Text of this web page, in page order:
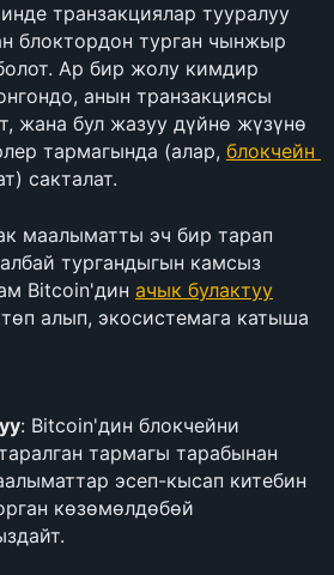
транзакциялар тууралуу
блоктордон турган чынжыр
Ар бир жолу кимдир
анын транзакциясы
жана бул жазуу дүйнө жүзүнө
тармагында (алар, блокчейн
сакталат.
маалыматты эч бир тарап
тургандыгын камсыз
Bitcoin'дин ачык булактуу
алып, экосистемага катыша
: Bitcoin'дин блокчейни
тармагы тарабынан
эсеп-кысап китебин
көзөмөлдөбөй